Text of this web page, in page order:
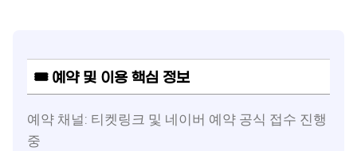
🎟 예약 및 이용 핵심 정보
예약 채널: 티켓링크 및 네이버 예약 공식 접수 진행
중